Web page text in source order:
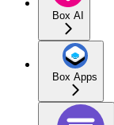
Box AI
Box Apps